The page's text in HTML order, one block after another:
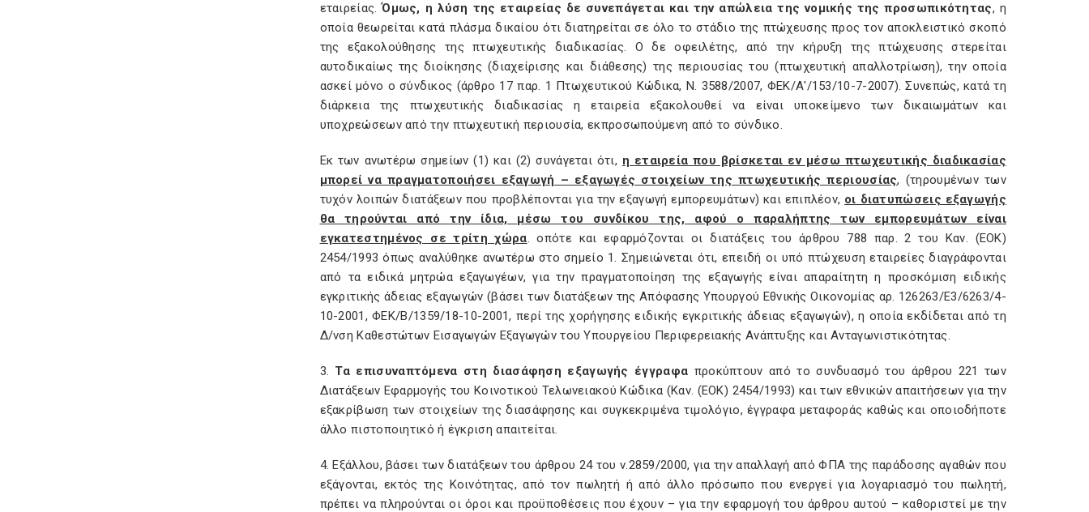
εταιρείας.Όμως, η λύση της εταιρείας δε συνεπάγεται και την απώλεια της νομικής της προσωπικότητας, η
οποία θεωρείται κατά πλάσμα δικαίου ότι διατηρείται σε όλο το στάδιο της πτώχευσης προς τον αποκλειστικό σκοπό
της εξακολούθησης της πτωχευτικής διαδικασίας. Ο δε οφειλέτης, από την κήρυξη της πτώχευσης στερείται
αυτοδικαίως της διοίκησης (διαχείρισης και διάθεσης) της περιουσίας του (πτωχευτική απαλλοτρίωση), την οποία
ασκεί μόνο ο σύνδικος (άρθρο 17 παρ. 1 Πτωχευτικού Κώδικα, Ν. 3588/2007, ΦΕΚ/Α'/153/10-7-2007). Συνεπώς, κατά τη
διάρκεια της πτωχευτικής διαδικασίας η εταιρεία εξακολουθεί να είναι υποκείμενο των δικαιωμάτων και
υποχρεώσεων από την πτωχευτική περιουσία, εκπροσωπούμενη από το σύνδικο.
Εκ των ανωτέρω σημείων (1) και (2) συνάγεται ότι, η εταιρεία που βρίσκεται εν μέσω πτωχευτικής διαδικασίας
μπορεί να πραγματοποιήσει εξαγωγή – εξαγωγές στοιχείων της πτωχευτικής περιουσίας, (τηρουμένων των
τυχόν λοιπών διατάξεων που προβλέπονται για την εξαγωγή εμπορευμάτων) και επιπλέον, οι διατυπώσεις εξαγωγής
θα τηρούνται από την ίδια, μέσω του συνδίκου της, αφού ο παραλήπτης των εμπορευμάτων είναι
εγκατεστημένος σε τρίτη χώρα. οπότε και εφαρμόζονται οι διατάξεις του άρθρου 788 παρ. 2 του Καν. (ΕΟΚ)
2454/1993 όπως αναλύθηκε ανωτέρω στο σημείο 1. Σημειώνεται ότι, επειδή οι υπό πτώχευση εταιρείες διαγράφονται
από τα ειδικά μητρώα εξαγωγέων, για την πραγματοποίηση της εξαγωγής είναι απαραίτητη η προσκόμιση ειδικής
εγκριτικής άδειας εξαγωγών (βάσει των διατάξεων της Απόφασης Υπουργού Εθνικής Οικονομίας αρ. 126263/Ε3/6263/4-
10-2001, ΦΕΚ/Β/1359/18-10-2001, περί της χορήγησης ειδικής εγκριτικής άδειας εξαγωγών), η οποία εκδίδεται από τη
Δ/νση Καθεστώτων Εισαγωγών Εξαγωγών του Υπουργείου Περιφερειακής Ανάπτυξης και Ανταγωνιστικότητας.
3. Τα επισυναπτόμενα στη διασάφηση εξαγωγής έγγραφα προκύπτουν από το συνδυασμό του άρθρου 221 των
Διατάξεων Εφαρμογής του Κοινοτικού Τελωνειακού Κώδικα (Καν. (ΕΟΚ) 2454/1993) και των εθνικών απαιτήσεων για την
εξακρίβωση των στοιχείων της διασάφησης και συγκεκριμένα τιμολόγιο, έγγραφα μεταφοράς καθώς και οποιοδήποτε
άλλο πιστοποιητικό ή έγκριση απαιτείται.
4. Εξάλλου, βάσει των διατάξεων του άρθρου 24 του ν.2859/2000, για την απαλλαγή από ΦΠΑ της παράδοσης αγαθών που
εξάγονται, εκτός της Κοινότητας, από τον πωλητή ή από άλλο πρόσωπο που ενεργεί για λογαριασμό του πωλητή,
πρέπει να πληρούνται οι όροι και προϋποθέσεις που έχουν – για την εφαρμογή του άρθρου αυτού – καθοριστεί με την